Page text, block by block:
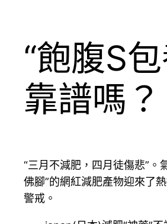
“飽腹S
靠譜嗎？
“三月不減肥，四月徒傷悲”
佛腳”的網紅減肥產物迎來了
警戒。